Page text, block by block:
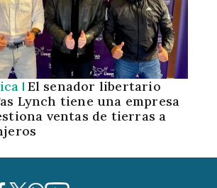
El senador libertario
Lynch tiene una empresa
ventas de tierras a